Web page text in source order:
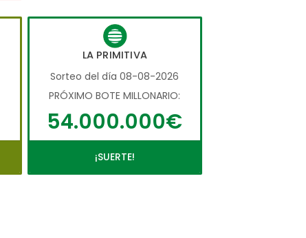
LA PRIMITIVA
Sorteo del día 08-08-2026
PRÓXIMO BOTE MILLONARIO:
54.000.000€
¡SUERTE!